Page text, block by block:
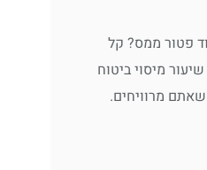
פטור ממס? קל
השולי שלכם הוא 31%, תוסיפו שיעור מיסוי ביטוח
האחרון שאתם מרוויחים.